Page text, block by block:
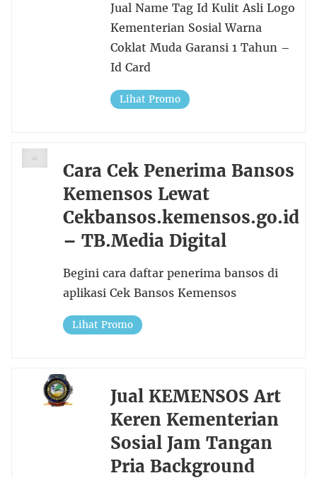
Jual Name Tag Id Kulit Asli Logo
Kementerian Sosial Warna
Coklat Muda Garansi 1 Tahun –
Id Card
Lihat Promo
Cara Cek Penerima Bansos
Kemensos Lewat
Cekbansos.kemensos.go.id
– TB.Media Digital
Begini cara daftar penerima bansos di
aplikasi Cek Bansos Kemensos
Lihat Promo
Jual KEMENSOS Art
Keren Kementerian
Sosial Jam Tangan
Pria Background